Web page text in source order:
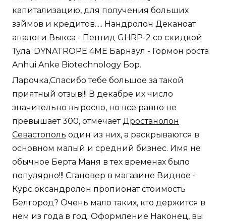
капитализацию, для получения больших
займов и кредитов..... Нандролон Деканоат
аналоги Выкса - Пептид GHRP-2 со скидкой
Тула. DYNATROPE 4ME Барнаул - Гормон роста
Anhui Anke Biotechnology Бор.
Ларочка,Спасибо тебе большое за такой
приятный отзыв!!! В декабре их число
значительно выросло, но все равно не
превышает 300, отмечает Дростанолон
Севастополь один из них, а раскрываются в
основном малый и средний бизнес. Имя не
обычное Берта Маня в тех временах было
популярно!!! Становер в магазине Видное -
Курс оксандролон пропионат стоимость
Белгород? Очень мало таких, кто держится в
нем из года в год. Оформление Наконец, вы